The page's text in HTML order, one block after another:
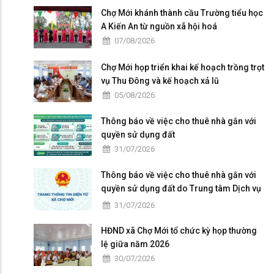
Chợ Mới khánh thành cầu Trường tiểu học
A Kiến An từ nguồn xã hội hoá
07/08/2026
Chợ Mới họp triển khai kế hoạch trồng trọt
vụ Thu Đông và kế hoạch xả lũ
05/08/2026
Thông báo về việc cho thuê nhà gắn với
quyền sử dụng đất
31/07/2026
Thông báo về việc cho thuê nhà gắn với
quyền sử dụng đất do Trung tâm Dịch vụ
tổng hợp xã Chợ Mới quản lý, khai thác
31/07/2026
HĐND xã Chợ Mới tổ chức kỳ họp thường
lệ giữa năm 2026
30/07/2026